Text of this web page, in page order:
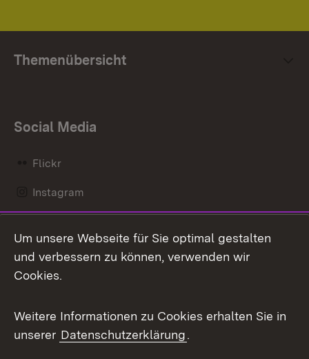
Themenübersicht
Social Media
Flickr
Instagram
Mastodon
Messenger
Social Wall
X / Twitter
Um unsere Webseite für Sie optimal gestalten
und verbessern zu können, verwenden wir
Cookies.
Weitere Informationen zu Cookies erhalten Sie in
unserer Datenschutzerklärung.